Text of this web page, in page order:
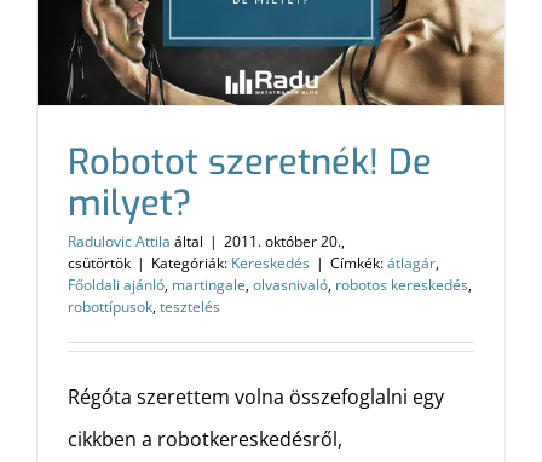
Robotot szeretnék! De
milyet?
Radulovic Attila által | 2011. október 20.,
csütörtök | Kategóriák: Kereskedés | Címkék:átlagár,
Főoldali ajánló, martingale,olvasnivaló, robotos kereskedés,
robottípusok,tesztelés
Régóta szerettem volna összefoglalni egy
cikkben a robotkereskedésről,